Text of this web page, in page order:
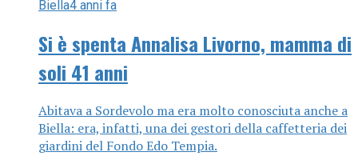
Biella4 anni fa
Si è spenta Annalisa Livorno, mamma di
soli 41 anni
Abitava a Sordevolo ma era molto conosciuta anche a
Biella: era, infatti, una dei gestori della caffetteria dei
giardini del Fondo Edo Tempia.